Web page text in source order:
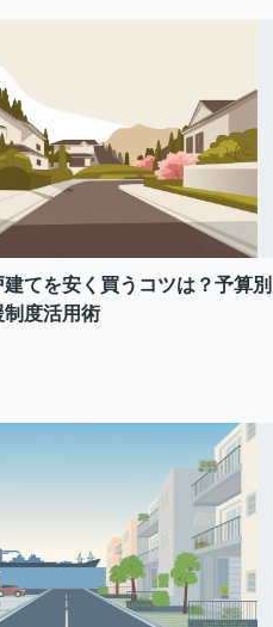
てを安く買うコツは？予算別
度活用術